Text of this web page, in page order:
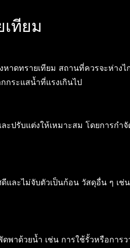
ทียม
าดทรายเทียม สถานที่ควรจะห่าง
กระแสน้ำที่แรงเกินไป
ะปรับแต่งให้เหมาะสม โดยการกำ
และไม่จับตัวเป็นก้อน วัสดุอื่น ๆ เช่
พาด้วยน้ำ เช่น การใช้รั้วหรือการ